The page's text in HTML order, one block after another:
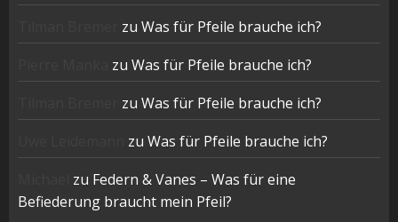
zu Was für Pfeile brauche ich?
zu Was für Pfeile brauche ich?
zu Was für Pfeile brauche ich?
zu Was für Pfeile brauche ich?
zu Federn & Vanes – Was für eine
Befiederung braucht mein Pfeil?